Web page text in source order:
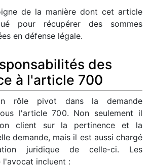
de la manière dont cet article
pour récupérer des sommes
en défense légale.
des
à l'article 700
rôle pivot dans la demande
l'article 700. Non seulement il
client sur la pertinence et la
demande, mais il est aussi chargé
juridique de celle-ci. Les
l'avocat incluent :